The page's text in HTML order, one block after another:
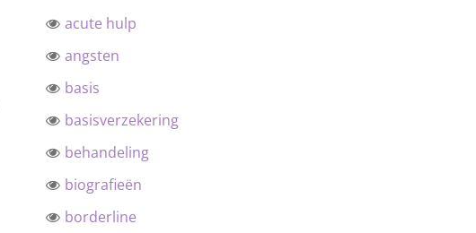
acute hulp
angsten
basis
basisverzekering
behandeling
biografieën
borderline